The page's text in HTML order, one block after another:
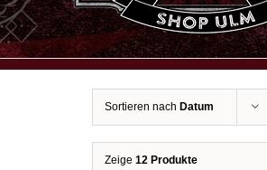
Sortieren nach Datum
Zeige 12 Produkte